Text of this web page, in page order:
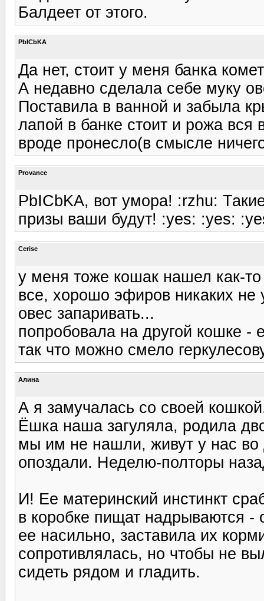
Балдеет от этого.
PbICbKA
Да нет, стоит у меня банка
А недавно сделала себе муку
Поставила в ванной и забыла
лапой в банке стоит и рожа
вроде пронесло(в смысле
Provance
PbICbKA, вот умора! :rzhu:
призы ваши будут! :yes: :yes:
Cerise
у меня тоже кошак нашел как-
все, хорошо эфиров никаких не
овес запаривать...
попробовала на другой кошке -
так что можно смело
Алина
А я замучалась со своей
Ёшка наша загуляла, родила
мы им не нашли, живут у нас во
опоздали. Неделю-полторы
И! Ее материнский инстинкт
в коробке пищат надрываются
ее насильно, заставила их
сопротивлялась, но чтобы не
сидеть рядом и гладить.